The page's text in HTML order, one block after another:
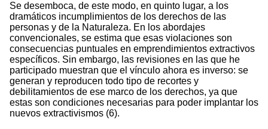
Se desemboca, de este modo, en quinto lugar, a los
dramáticos incumplimientos de los derechos de las
personas y de la Naturaleza. En los abordajes
convencionales, se estima que esas violaciones son
consecuencias puntuales en emprendimientos extractivos
específicos. Sin embargo, las revisiones en las que he
participado muestran que el vínculo ahora es inverso: se
generan y reproducen todo tipo de recortes y
debilitamientos de ese marco de los derechos, ya que
estas son condiciones necesarias para poder implantar los
nuevos extractivismos (6).